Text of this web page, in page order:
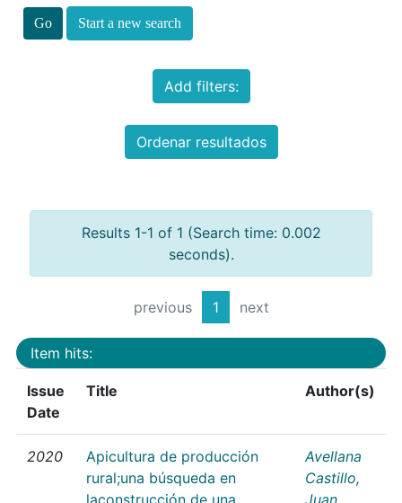
Start a new search
Add filters:
Ordenar resultados
Results 1-1 of 1 (Search time: 0.002
seconds).
previous 1 next
Item hits:
Issue
Date
Title Author(s)
2020
Apicultura de producción
rural;una búsqueda en
laconstrucción de una
Avellana
Castillo,
Juan